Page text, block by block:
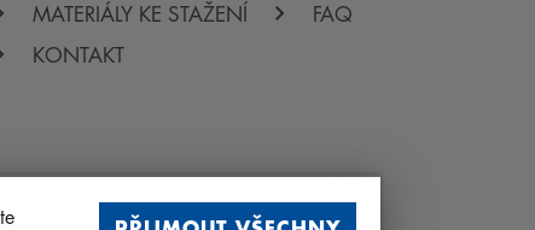
MATERIÁLY KE STAŽENÍ
KONTAKT
FAQ